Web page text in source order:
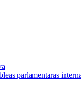
parlamentaras